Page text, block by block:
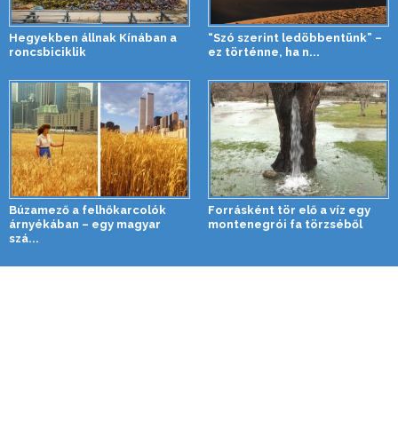
Hegyekben állnak Kínában a
roncsbiciklik
“Szó szerint ledöbbentünk” –
ez történne, ha n...
Búzamező a felhőkarcolók
árnyékában – egy magyar
szá...
Forrásként tör elő a víz egy
montenegrói fa törzséből